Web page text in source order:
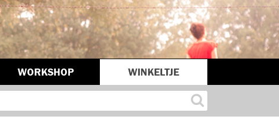
WORKSHOP WINKELTJE